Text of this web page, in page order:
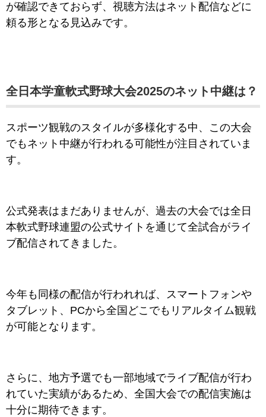
が確認できておらず、視聴方法はネット配信などに
頼る形となる見込みです。
全日本学童軟式野球大会2025のネット中継は？
スポーツ観戦のスタイルが多様化する中、この大会
でもネット中継が行われる可能性が注目されていま
す。
公式発表はまだありませんが、過去の大会では全日
本軟式野球連盟の公式サイトを通じて全試合がライ
ブ配信されてきました。
今年も同様の配信が行われれば、スマートフォンや
タブレット、PCから全国どこでもリアルタイム観戦
が可能となります。
さらに、地方予選でも一部地域でライブ配信が行わ
れていた実績があるため、全国大会での配信実施は
十分に期待できます。